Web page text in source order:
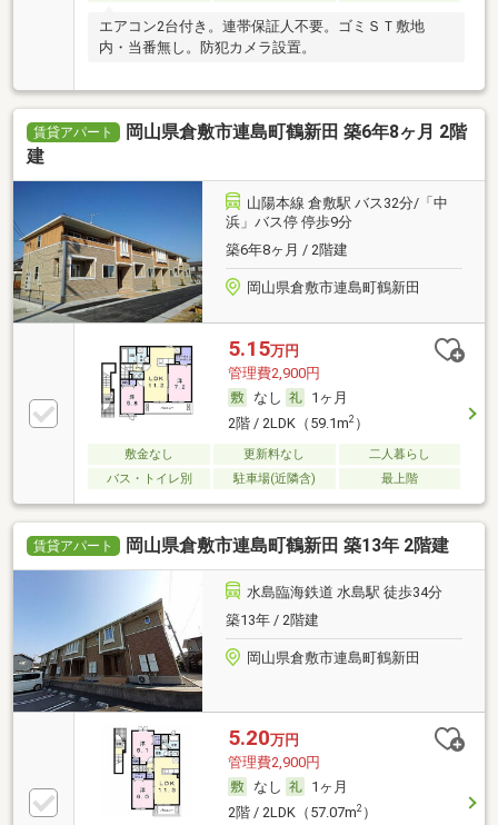
エアコン2台付き。連帯保証人不要。ゴミＳＴ敷地
内・当番無し。防犯カメラ設置。
賃貸アパート
岡山県倉敷市連島町鶴新田 築6年8ヶ月 2階
建
山陽本線 倉敷駅 バス32分/「中
浜」バス停 停歩9分
築6年8ヶ月 / 2階建
岡山県倉敷市連島町鶴新田
5.15万円
管理費2,900円
なし
1ヶ月
2階 / 2LDK（59.1m2）
敷金なし 更新料なし
二人暮らし
バス・トイレ別
駐車場(近隣含) 最上階
賃貸アパート 岡山県倉敷市連島町鶴新田 築13年 2階建
水島臨海鉄道 水島駅 徒歩34分
築13年 / 2階建
岡山県倉敷市連島町鶴新田
5.20万円
管理費2,900円
なし
1ヶ月
2階 / 2LDK（57.07m2）